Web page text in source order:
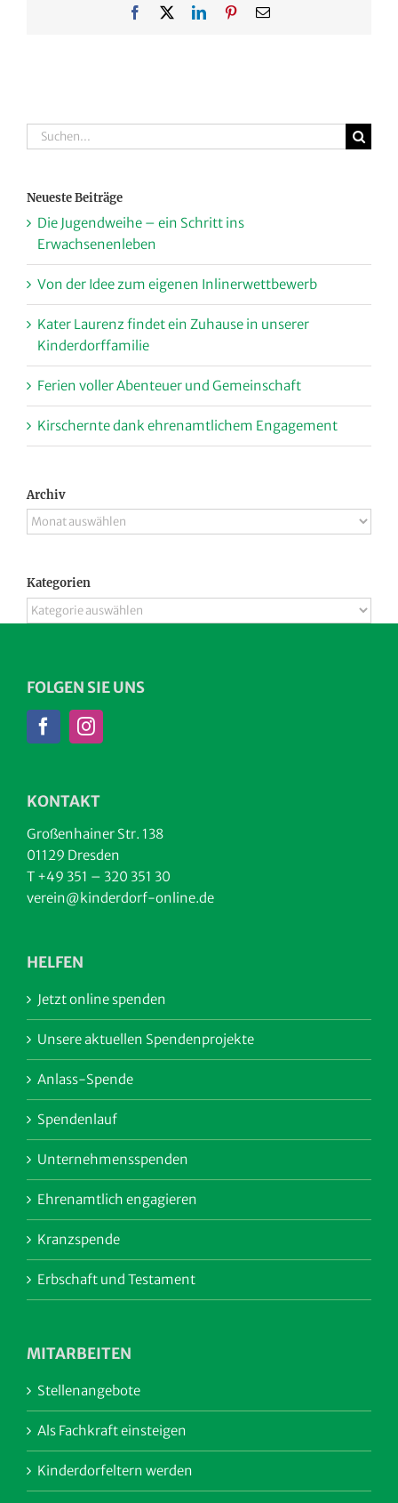
Facebook LinkedInPinterest
E-
Suche
nach:
Neueste Beiträge
Die Jugendweihe – ein Schritt ins
Erwachsenenleben
Von der Idee zum eigenen Inlinerwettbewerb
Kater Laurenz findet ein Zuhause in unserer
Kinderdorffamilie
Ferien voller Abenteuer und Gemeinschaft
Kirschernte dank ehrenamtlichem Engagement
Archiv
Archiv
Kategorien
Kategorien
FOLGEN SIE UNS
KONTAKT
Großenhainer Str. 138
01129 Dresden
T +49 351 – 320 351 30
verein@kinderdorf-online.de
HELFEN
Jetzt online spenden
Unsere aktuellen Spendenprojekte
Anlass-Spende
Spendenlauf
Unternehmensspenden
Ehrenamtlich engagieren
Kranzspende
Erbschaft und Testament
MITARBEITEN
Stellenangebote
Als Fachkraft einsteigen
Kinderdorfeltern werden